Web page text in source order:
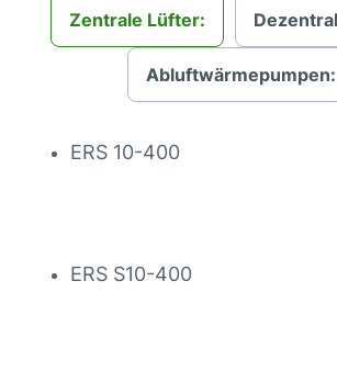
Zentrale Lüfter:
Abluftwärmepumpen:
ERS 10-400
ERS S10-400